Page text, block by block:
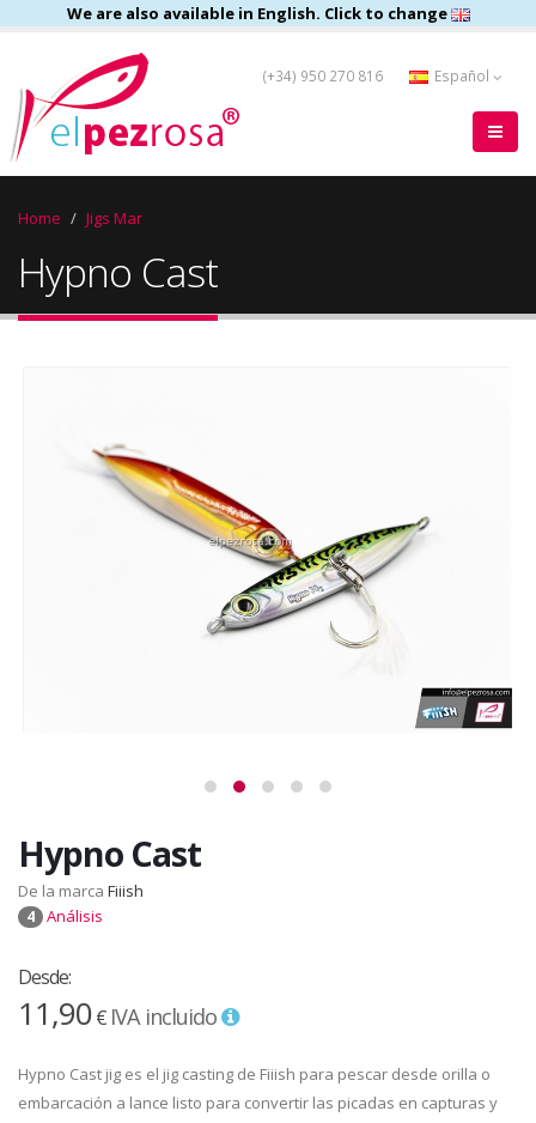
We are also available in English. Click to change
(+34) 950 270 816 Español
Home Jigs Mar
Hypno Cast
Hypno Cast
De la marca Fiiish
4 Análisis
Desde:
11,90€ IVA incluido
Hypno Cast jig es el jig casting de Fiiish para pescar desde orilla o
embarcación a lance listo para convertir las picadas en capturas y